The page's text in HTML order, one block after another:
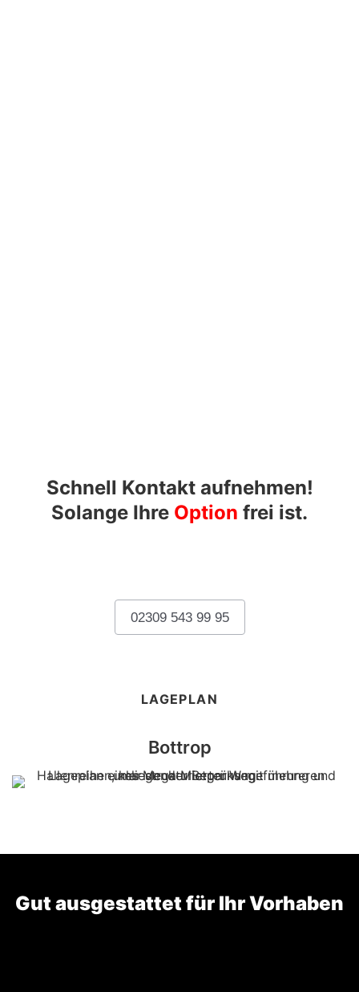
Schnell Kontakt aufnehmen!
Solange Ihre Option frei ist.
02309 543 99 95
LAGEPLAN
Bottrop
Gut ausgestattet für Ihr Vorhaben